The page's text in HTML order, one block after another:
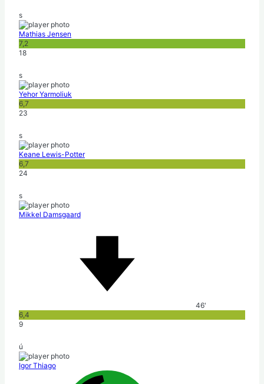
s
Mathias Jensen
7,2
18
s
Yehor Yarmoliuk
6,7
23
s
Keane Lewis-Potter
6,7
24
s
Mikkel Damsgaard
46'
6,4
9
ú
Igor Thiago